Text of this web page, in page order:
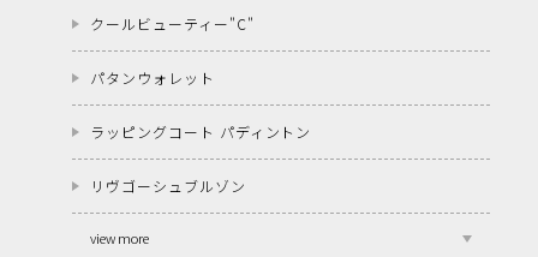
クールビューティー"C"
パタンウォレット
ラッピングコート パディントン
リヴゴーシュブルゾン
view more